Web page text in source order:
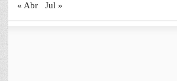
« Abr Jul »